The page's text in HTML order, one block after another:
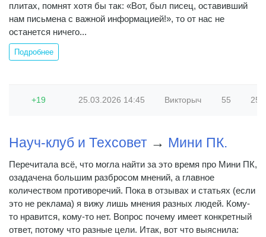
плитах, помнят хотя бы так: «Вот, был писец, оставивший
нам письмена с важной информацией!», то от нас не
останется ничего...
Подробнее
+19 25.03.2026 14:45 Викторыч 55 254
Науч-клуб и Техсовет → Мини ПК.
Перечитала всё, что могла найти за это время про Мини ПК,
озадачена большим разбросом мнений, а главное
количеством противоречий. Пока в отзывах и статьях (если
это не реклама) я вижу лишь мнения разных людей. Кому-
то нравится, кому-то нет. Вопрос почему имеет конкретный
ответ, потому что разные цели. Итак, вот что выяснила: